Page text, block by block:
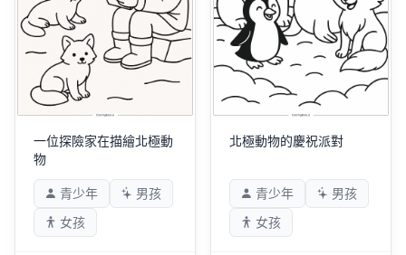
一位探險家在描繪北極動
物
青少年
男孩
女孩
北極動物的慶祝派對
青少年
男孩
女孩